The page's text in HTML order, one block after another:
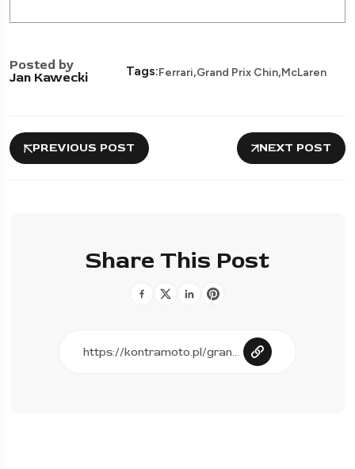
Posted by
Jan Kawecki
Tags:Ferrari,Grand Prix Chin,McLaren
PREVIOUS POST NEXT POST
Share This Post